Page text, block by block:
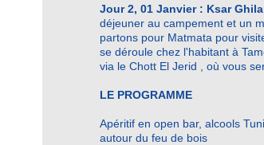
Jour 2, 01 Janvier : Ksar
déjeuner au campement et un
partons pour Matmata pour
se déroule chez l'habitant à
via le Chott El Jerid , où vous
LE PROGRAMME
Apéritif en open bar, alcools
autour du feu de bois